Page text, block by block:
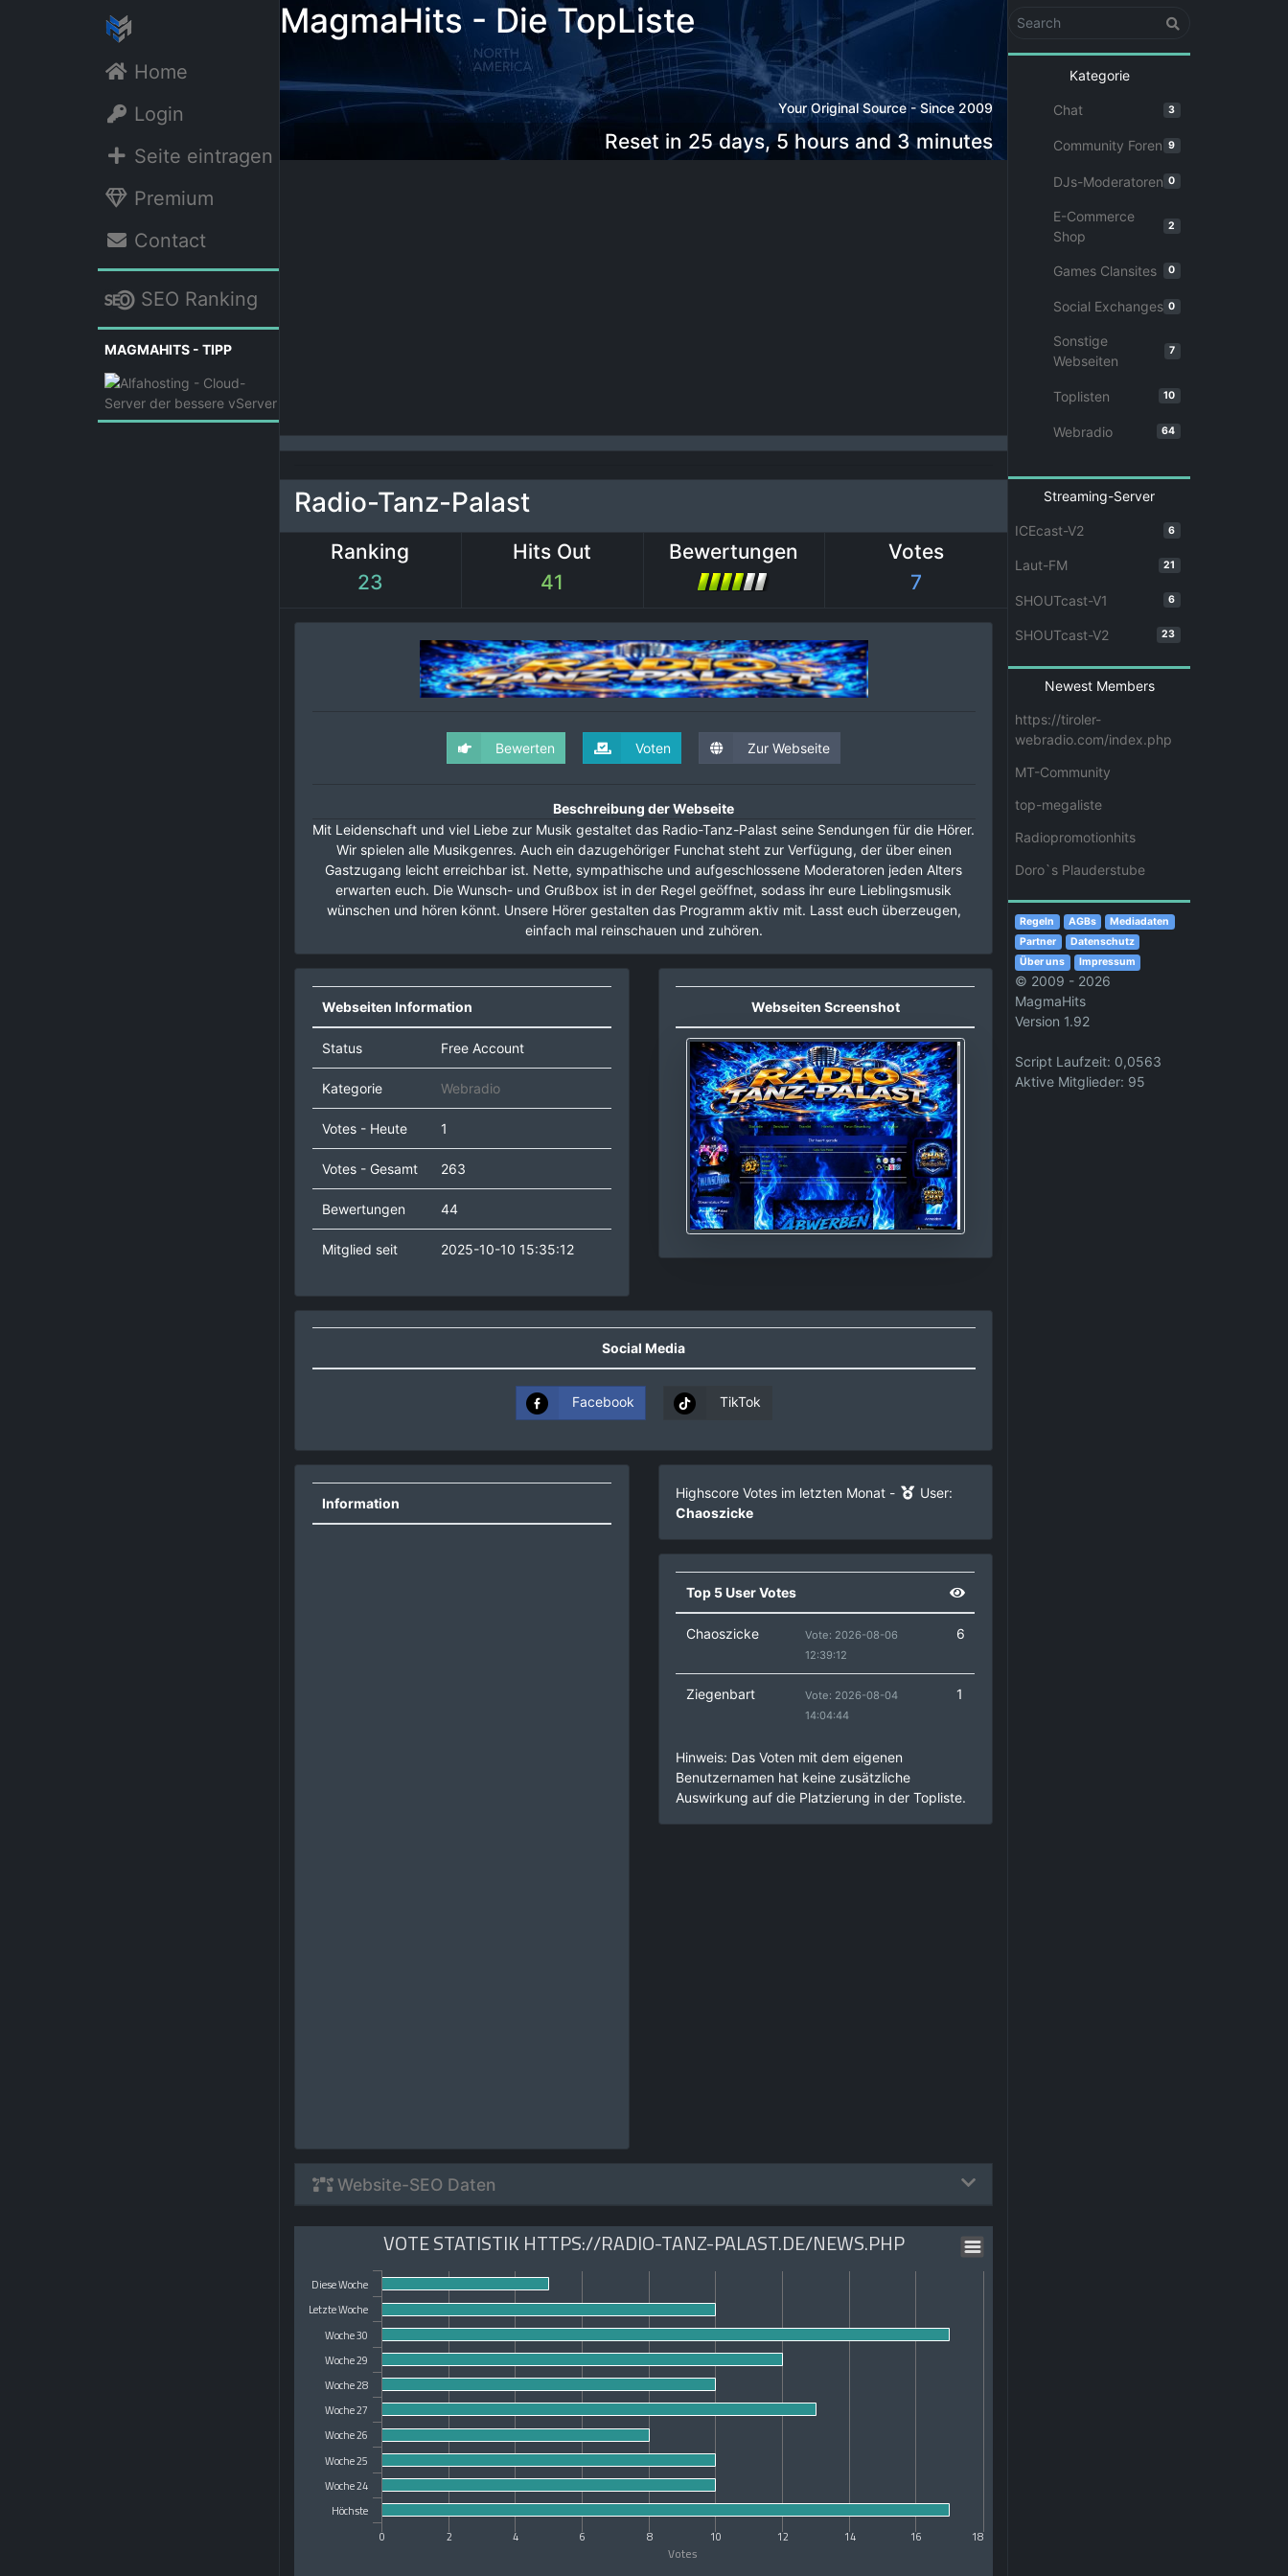
Home
Login
Seite eintragen
Premium
Contact
SEO Ranking
MAGMAHITS - TIPP
MagmaHits - Die TopListe
Your Original Source - Since 2009
Reset in 25 days, 5 hours and 3 minutes
Radio-Tanz-Palast
Ranking
23
Hits Out
41
Bewertungen
Votes
7
Bewerten Voten Zur Webseite
Beschreibung der Webseite
Mit Leidenschaft und viel Liebe zur Musik gestaltet das Radio-Tanz-Palast seine Sendungen für die Hörer.
Wir spielen alle Musikgenres. Auch ein dazugehöriger Funchat steht zur Verfügung, der über einen
Gastzugang leicht erreichbar ist. Nette, sympathische und aufgeschlossene Moderatoren jeden Alters
erwarten euch. Die Wunsch- und Grußbox ist in der Regel geöffnet, sodass ihr eure Lieblingsmusik
wünschen und hören könnt. Unsere Hörer gestalten das Programm aktiv mit. Lasst euch überzeugen,
einfach mal reinschauen und zuhören.
Webseiten Information
Status Free Account
Kategorie Webradio
Votes - Heute 1
Votes - Gesamt 263
Bewertungen 44
Mitglied seit 2025-10-10 15:35:12
Webseiten Screenshot
Social Media
Facebook TikTok
Information
Highscore Votes im letzten Monat -
User:
Chaoszicke
Top 5 User Votes
Chaoszicke
Vote: 2026-08-06
12:39:12
6
Ziegenbart
Vote: 2026-08-04
14:04:44
1
Hinweis: Das Voten mit dem eigenen
Benutzernamen hat keine zusätzliche
Auswirkung auf die Platzierung in der Topliste.
Website-SEO Daten
Votes
VOTE STATISTIK HTTPS://RADIO-TANZ-PALAST.DE/NEWS.PHP
Diese Woche
Letzte Woche
Woche 30
Woche 29
Woche 28
Woche 27
Woche 26
Woche 25
Woche 24
Höchste
0
2 4 6 8 10 12 14 16 18
Kategorie
Chat 3
Community Foren 9
DJs-Moderatoren 0
E-Commerce
Shop
2
Games Clansites 0
Social Exchanges 0
Sonstige
Webseiten
7
Toplisten 10
Webradio 64
Streaming-Server
ICEcast-V2 6
Laut-FM 21
SHOUTcast-V1 6
SHOUTcast-V2 23
Newest Members
https://tiroler-
webradio.com/index.php
MT-Community
top-megaliste
Radiopromotionhits
Doro`s Plauderstube
Regeln AGBs
Mediadaten
Partner
Datenschutz
Über uns
Impressum
© 2009 - 2026
MagmaHits
Version 1.92
Script Laufzeit: 0,0563
Aktive Mitglieder: 95